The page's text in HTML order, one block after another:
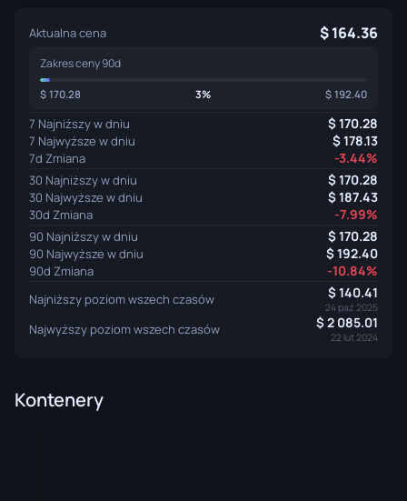
Aktualna cena 164.36
Zakres ceny 90d
170.28 3% 192.40
7 Najniższy w dniu 170.28
7 Najwyższe w dniu 178.13
7d Zmiana -3.44%
30 Najniższy w dniu 170.28
30 Najwyższe w dniu 187.43
30d Zmiana -7.99%
90 Najniższy w dniu 170.28
90 Najwyższe w dniu 192.40
90d Zmiana -10.84%
Najniższy poziom wszech czasów 140.41
24 paź 2025
Najwyższy poziom wszech czasów 2 085.01
22 lut 2024
Kontenery